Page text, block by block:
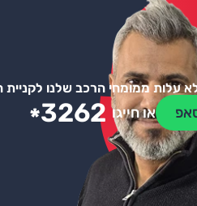
עלות ממומחי הרכב שלנו
או חייגו *3262